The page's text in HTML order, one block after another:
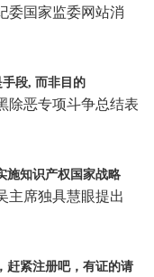
委国家监委网站消
段, 而非目的
除恶专项斗争总结表
施知识产权国家战略
主席独具慧眼提出
赶紧注册吧，有证的请